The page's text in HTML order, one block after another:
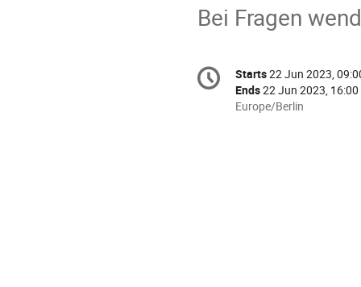
Bei Fragen
Conference
information
Date/Time
Starts22 Jun 2023,
Ends22 Jun 2023, 16:00
All
Europe/Berlin